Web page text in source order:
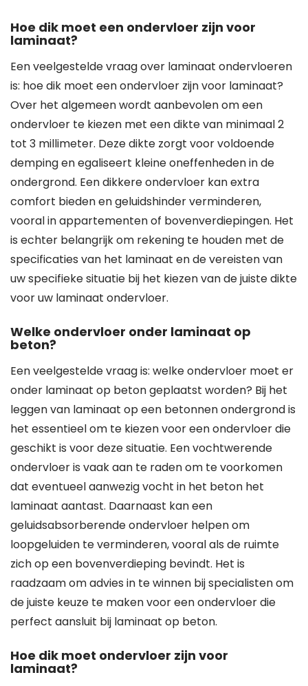
Hoe dik moet een ondervloer zijn voor
laminaat?
Een veelgestelde vraag over laminaat ondervloeren
is: hoe dik moet een ondervloer zijn voor laminaat?
Over het algemeen wordt aanbevolen om een
ondervloer te kiezen met een dikte van minimaal 2
tot 3 millimeter. Deze dikte zorgt voor voldoende
demping en egaliseert kleine oneffenheden in de
ondergrond. Een dikkere ondervloer kan extra
comfort bieden en geluidshinder verminderen,
vooral in appartementen of bovenverdiepingen. Het
is echter belangrijk om rekening te houden met de
specificaties van het laminaat en de vereisten van
uw specifieke situatie bij het kiezen van de juiste dikte
voor uw laminaat ondervloer.
Welke ondervloer onder laminaat op
beton?
Een veelgestelde vraag is: welke ondervloer moet er
onder laminaat op beton geplaatst worden? Bij het
leggen van laminaat op een betonnen ondergrond is
het essentieel om te kiezen voor een ondervloer die
geschikt is voor deze situatie. Een vochtwerende
ondervloer is vaak aan te raden om te voorkomen
dat eventueel aanwezig vocht in het beton het
laminaat aantast. Daarnaast kan een
geluidsabsorberende ondervloer helpen om
loopgeluiden te verminderen, vooral als de ruimte
zich op een bovenverdieping bevindt. Het is
raadzaam om advies in te winnen bij specialisten om
de juiste keuze te maken voor een ondervloer die
perfect aansluit bij laminaat op beton.
Hoe dik moet ondervloer zijn voor
laminaat?